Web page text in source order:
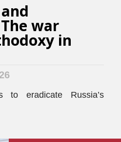
war
in
to eradicate Russia’s